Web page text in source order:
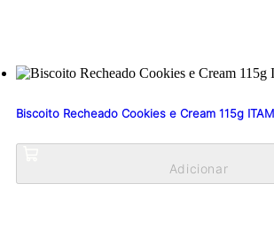
Biscoito Recheado Cookies e Cream 115g